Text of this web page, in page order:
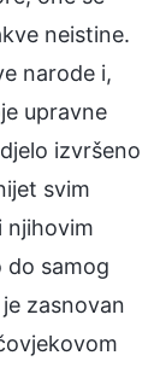
neistine.
narode i,
upravne
izvršeno
svim
njihovim
do samog
zasnovan